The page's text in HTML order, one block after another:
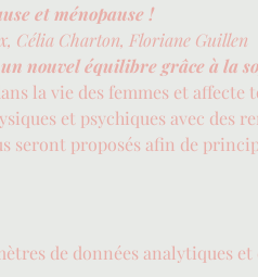
et ménopause !
Célia Charton, Floriane Guillen
nouvel équilibre grâce à la
la vie des femmes et
et psychiques avec des
seront proposés afin de
de données analytiques